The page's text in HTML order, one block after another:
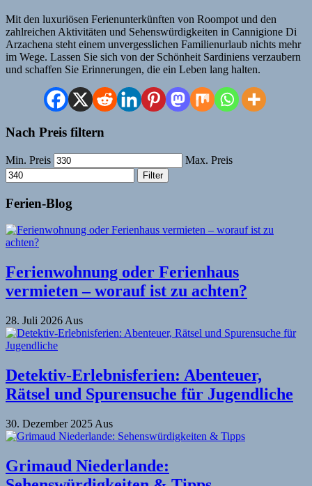
Mit den luxuriösen Ferienunterkünften von Roompot und den
zahlreichen Aktivitäten und Sehenswürdigkeiten in Cannigione Di
Arzachena steht einem unvergesslichen Familienurlaub nichts mehr
im Wege. Lassen Sie sich von der Schönheit Sardiniens verzaubern
und schaffen Sie Erinnerungen, die ein Leben lang halten.
Nach Preis filtern
Min. Preis Max. Preis
Filter
Ferien-Blog
Ferienwohnung oder Ferienhaus
vermieten – worauf ist zu achten?
28. Juli 2026 Aus
Detektiv-Erlebnisferien: Abenteuer,
Rätsel und Spurensuche für Jugendliche
30. Dezember 2025 Aus
Grimaud Niederlande: